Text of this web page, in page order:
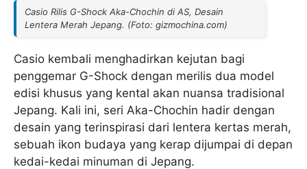
Casio Rilis G-Shock Aka-Chochin di AS, Desain
Lentera Merah Jepang. (Foto: gizmochina.com)
Casio kembali menghadirkan kejutan bagi
penggemar G-Shock dengan merilis dua model
edisi khusus yang kental akan nuansa tradisional
Jepang. Kali ini, seri Aka-Chochin hadir dengan
desain yang terinspirasi dari lentera kertas merah,
sebuah ikon budaya yang kerap dijumpai di depan
kedai-kedai minuman di Jepang.